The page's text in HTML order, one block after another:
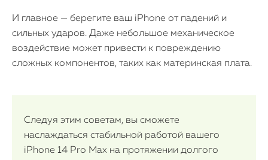
И главное — берегите ваш iPhone от падений и
сильных ударов. Даже небольшое механическое
воздействие может привести к повреждению
сложных компонентов, таких как материнская плата.
Следуя этим советам, вы сможете
наслаждаться стабильной работой вашего
iPhone 14 Pro Max на протяжении долгого